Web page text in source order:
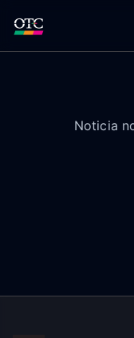
Noticia